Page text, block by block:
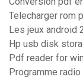
Telecharger rom
Les jeux android
Hp usb disk
Pdf reader for
Programme